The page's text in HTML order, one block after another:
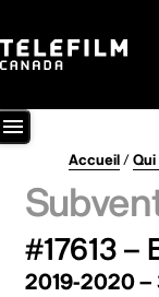
Accueil/
#17613
2019-2020 –